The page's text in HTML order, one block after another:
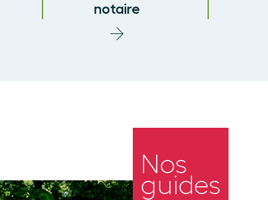
notaire
Nos
guides